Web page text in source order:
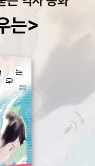
닌 느낌을 많이 받았었
가 지나고도 딱히 C#에
. 다소 허접한 winform
.​그러나 이 책은 오히려 실
제하고 온전히 C# 의 기
, 말 그대로 C# 교과서
는 프로젝트가 거의 없다
로도 800 페이지에 달하
보인다. 이 부분은 추후 개
제를 가지고 도서가 집필
는 없어도 컴퓨팅 사고